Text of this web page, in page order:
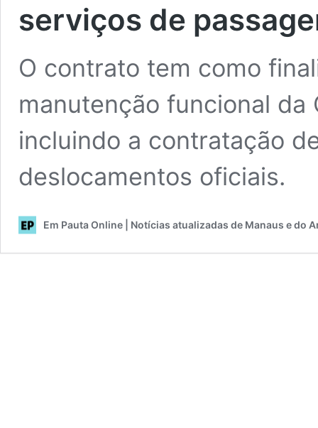
serviços de
O contrato tem como
manutenção funcional da
incluindo a contratação
deslocamentos oficiais.
Em Pauta Online | Notícias atualizadas de Manaus e do